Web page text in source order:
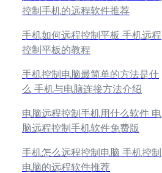
控制手机的远程软件推荐
手机如何远程控制平板 手机远程
控制平板的教程
手机控制电脑最简单的方法是什
么 手机与电脑连接方法介绍
电脑远程控制手机用什么软件 电
脑远程控制手机软件免费版
手机怎么远程控制电脑 手机控制
电脑的远程软件推荐